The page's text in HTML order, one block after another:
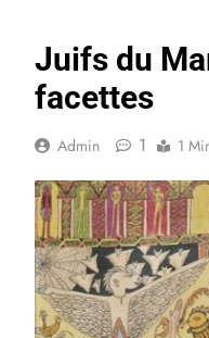
Juifs du
facettes
Admin 1 1